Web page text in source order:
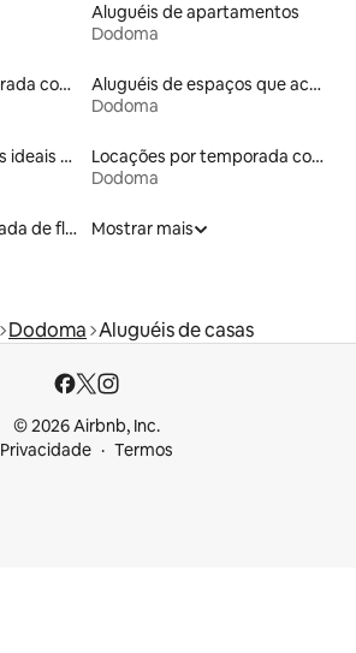
Aluguéis de apartamentos
Dodoma
Aluguéis por temporada com café da manhã
Aluguéis de espaços que aceitam animais de estimação
Dodoma
Aluguéis de espaços ideais para famílias
Locações por temporada com piscina
Dodoma
Aluguel por temporada de flats
Mostrar mais
Dodoma Aluguéis de casas
© 2026 Airbnb, Inc.
Privacidade
Termos